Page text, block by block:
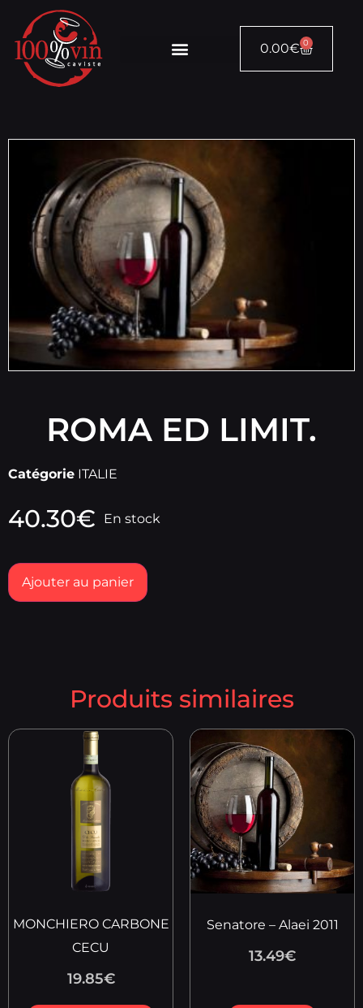
0.00€ 0
ROMA ED LIMIT.
Catégorie ITALIE
40.30€ En stock
Ajouter au panier
Produits similaires
MONCHIERO CARBONE
CECU
19.85€
Senatore – Alaei 2011
13.49€